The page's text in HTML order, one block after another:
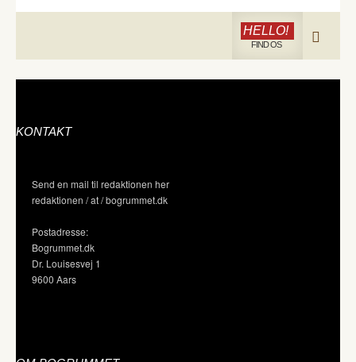
HELLO!
FIND OS
KONTAKT
Send en mail til redaktionen her
redaktionen / at / bogrummet.dk
Postadresse:
Bogrummet.dk
Dr. Louisesvej 1
9600 Aars